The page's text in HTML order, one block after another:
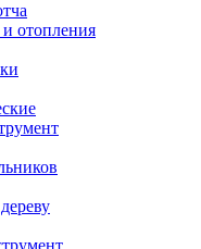
отопления